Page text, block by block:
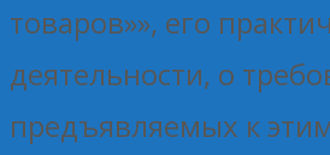
товаров»», его
деятельности, о
предъявляемых к